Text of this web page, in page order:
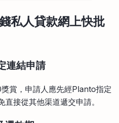
私人貸款網上快批
連結申請
賞，申請人應先經Planto指定
接從其他渠道遞交申請。